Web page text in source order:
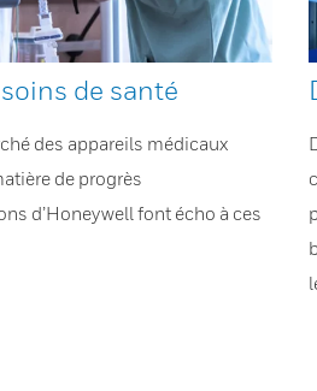
de santé
des appareils médicaux
de progrès
d’Honeywell font écho à ces